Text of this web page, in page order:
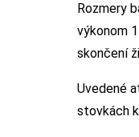
Rozmery
výkonom
skončení
Uvedené
stovkách